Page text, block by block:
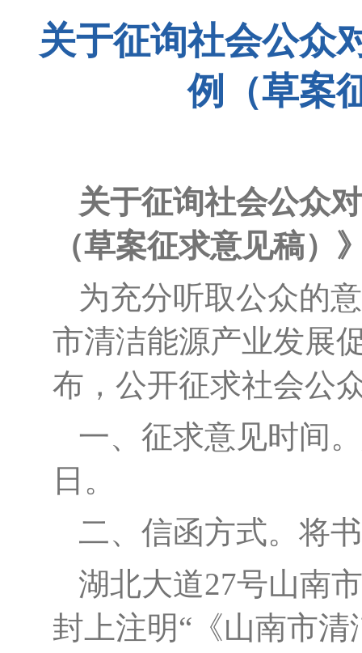
关于征询社会公众
例（草案
关于征询社会公众对
（草案征求意见稿）
为充分听取公众的
市清洁能源产业发展
布，公开征求社会公
一、征求意见时间。
日 。
二、信函方式。 将
湖北大道27号山南
封上注明“《山南市